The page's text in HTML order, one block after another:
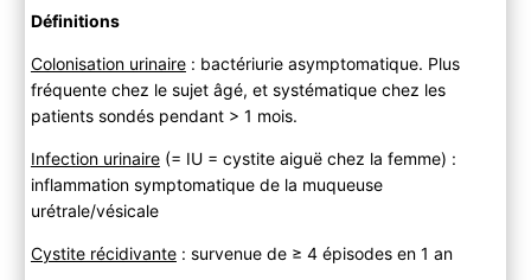
Anamnèse
Particularités selon le terrain
B ) Paraclinique
Bandelette urinaire BU
Examen cyto-bactériologique ECBU
C ) Diagnostic différentiel
3) Evolution
B) Complications
Définitions
Colonisation urinaire: bactériurie asymptomatique. Plus
fréquente chez le sujet âgé, et systématique chez les
patients sondés pendant > 1 mois.
Infection urinaire(= IU = cystite aiguë chez la femme) :
inflammation symptomatique de la muqueuse
urétrale/vésicale
Cystite récidivante: survenue de ≥ 4 épisodes en 1 an